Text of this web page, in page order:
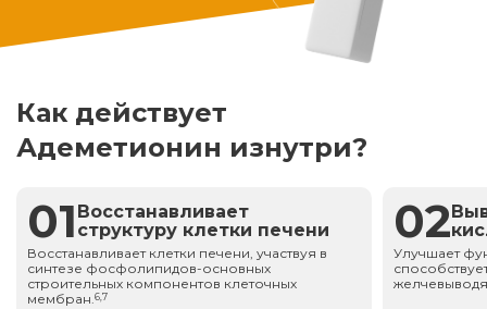
Как действует
Адеметионин изнутри?
01 Восстанавливает
структуру клетки печени
Восстанавливает клетки печени, участвуя в
синтезе фосфолипидов-основных
строительных компонентов клеточных
мембран.6,7
02
Улучшает